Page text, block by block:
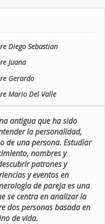
Diego Sebastian
Juana
Gerardo
Mario Del Valle
antigua que ha sido
la personalidad,
de una persona. Estudiar
nombres y
patrones y
y eventos en
de pareja es una
se centra en analizar la
dos personas basada en
de vida.